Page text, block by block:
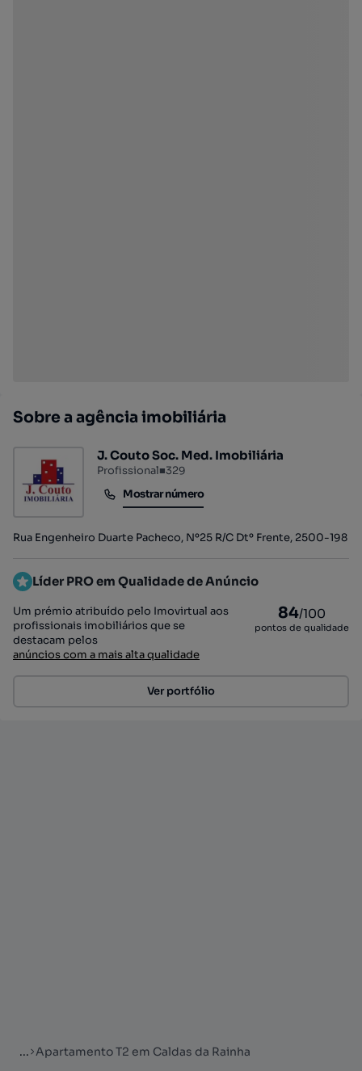
Sobre a agência imobiliária
J. Couto Soc. Med. Imobiliária
Profissional■329
Mostrar número
Mostrar número
Rua Engenheiro Duarte Pacheco, Nº25 R/C Dtº Frente, 2500-198
Líder PRO em Qualidade de Anúncio
Um prémio atribuído pelo Imovirtual aos
profissionais imobiliários que se
destacam pelos
anúncios com a mais alta qualidade
84/100
pontos de qualidade
Ver portfólio
... Apartamento T2 em Caldas da Rainha